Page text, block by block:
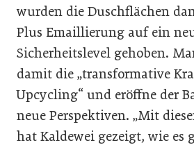
wurden die Duschflächen
Plus Emaillierung auf ein
Sicherheitslevel gehoben.
damit die „transformative
Upcycling“ und eröffne der
neue Perspektiven. „Mit
hat Kaldewei gezeigt, wie es